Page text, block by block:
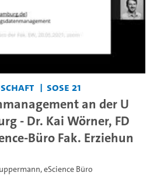
SoSe 21
an der U
- Dr. Kai Wörner, FD
Büro Fak. Erziehun
,eScience Büro